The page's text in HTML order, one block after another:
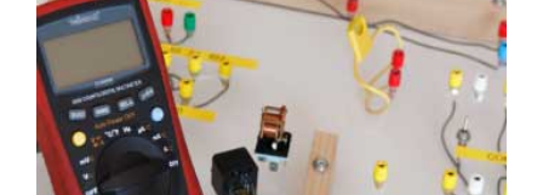
EN SAVOIR PLUS